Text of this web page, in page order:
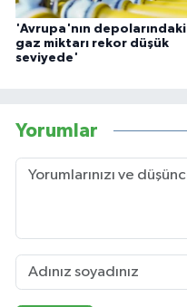
'Avrupa'nın depolarındaki
gaz miktarı rekor düşük
seviyede'
Yorumlar